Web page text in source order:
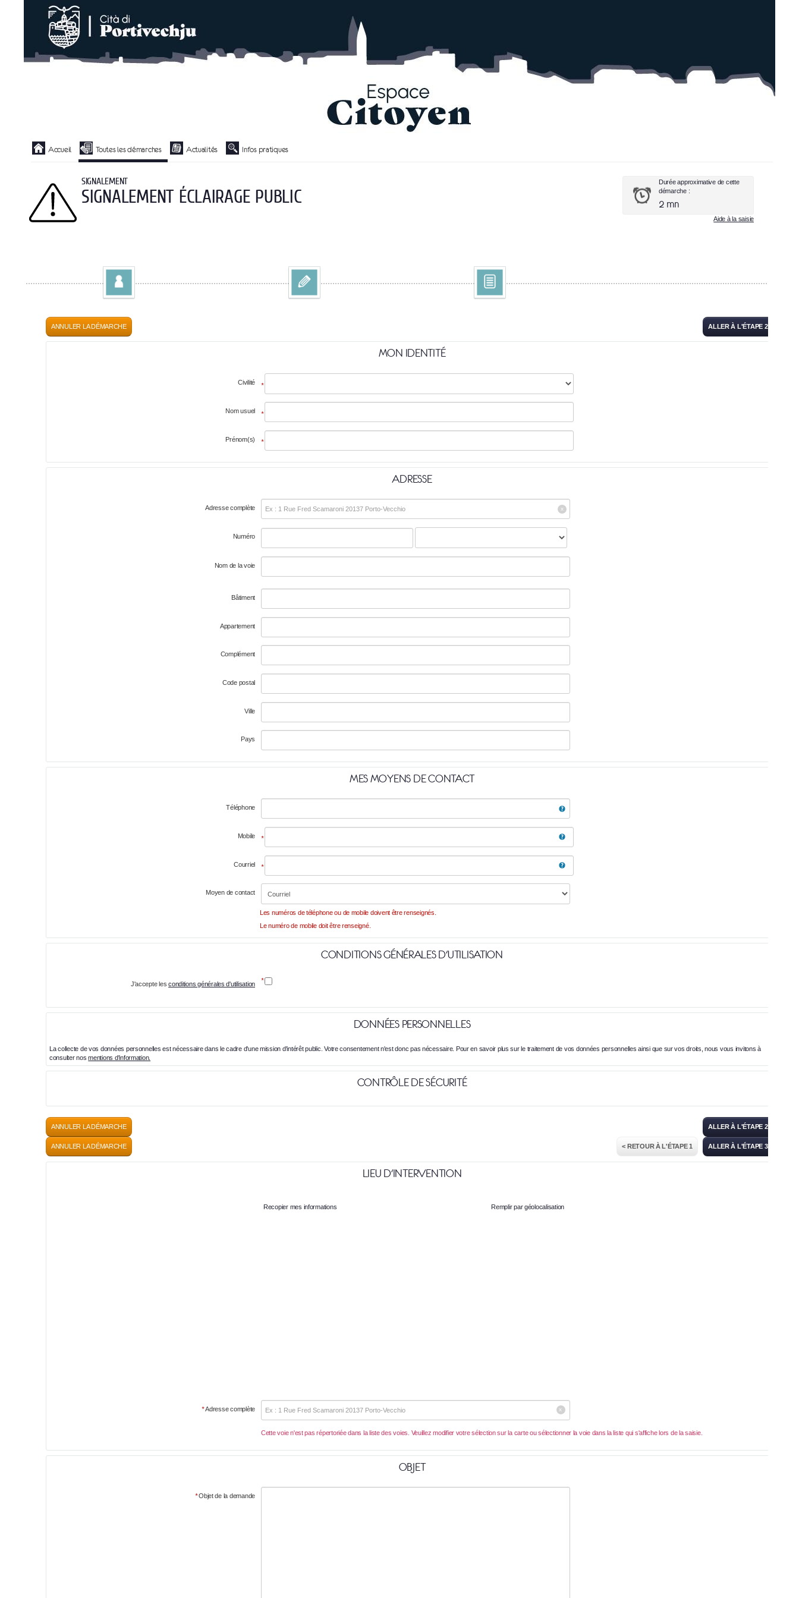
Liste
des
Accueil Toutes les démarches Actualités Infos pratiques
SIGNALEMENT
SIGNALEMENT ÉCLAIRAGE PUBLIC
Durée approximative de cette
démarche :
2 mn
Aide à la saisie
ALLER À L'ÉTAPE 2 >
ANNULER LA DÉMARCHE
MON IDENTITÉ
*
Civilité
*
Nom usuel
*
Prénom(s)
ADRESSE
Adresse complète
Numéro
Nom de la voie
Bâtiment
Appartement
Complément
Code postal
Ville
Pays
MES MOYENS DE CONTACT
Téléphone
*
Mobile
*
Courriel
Moyen de contact
Les numéros de téléphone ou de mobile doivent être renseignés.
Le numéro de mobile doit être renseigné.
CONDITIONS GÉNÉRALES D'UTILISATION
J'accepte lesconditions générales d'utilisation *
DONNÉES PERSONNELLES
La collecte de vos données personnelles est nécessaire dans le cadre d'une mission d'intérêt public. Votre consentement n'est donc pas nécessaire. Pour en savoir plus sur le traitement de vos données personnelles ainsi que sur vos droits, nous vous invitons à
consulter nosmentions d'information.
CONTRÔLE DE SÉCURITÉ
ALLER À L'ÉTAPE 2 >
ANNULER LA DÉMARCHE
ALLER À L'ÉTAPE 3 >
< RETOUR À L'ÉTAPE 1
ANNULER LA DÉMARCHE
LIEU D'INTERVENTION
Recopier mes informations Remplir par géolocalisation
*Adresse complète
Cette voie n'est pas répertoriée dans la liste des voies. Veuillez modifier votre sélection sur la carte ou sélectionner la voie dans la liste qui s'affiche lors de la saisie.
OBJET
*Objet de la demande